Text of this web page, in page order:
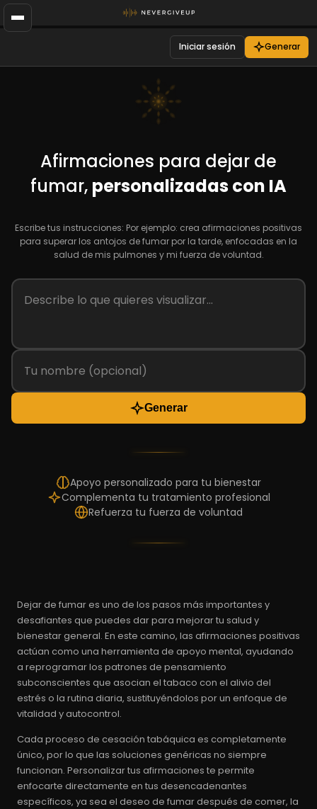
Iniciar sesión Generar
Afirmaciones para dejar de
fumar, personalizadas con IA
Escribe tus instrucciones: Por ejemplo: crea afirmaciones positivas
para superar los antojos de fumar por la tarde, enfocadas en la
salud de mis pulmones y mi fuerza de voluntad.
Generar
Apoyo personalizado para tu bienestar
Complementa tu tratamiento profesional
Refuerza tu fuerza de voluntad
Dejar de fumar es uno de los pasos más importantes y
desafiantes que puedes dar para mejorar tu salud y
bienestar general. En este camino, las afirmaciones positivas
actúan como una herramienta de apoyo mental, ayudando
a reprogramar los patrones de pensamiento
subconscientes que asocian el tabaco con el alivio del
estrés o la rutina diaria, sustituyéndolos por un enfoque de
vitalidad y autocontrol.
Cada proceso de cesación tabáquica es completamente
único, por lo que las soluciones genéricas no siempre
funcionan. Personalizar tus afirmaciones te permite
enfocarte directamente en tus desencadenantes
específicos, ya sea el deseo de fumar después de comer, la